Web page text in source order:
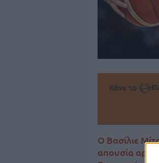
Κάνε το
Ο Βασίλιε
απουσία